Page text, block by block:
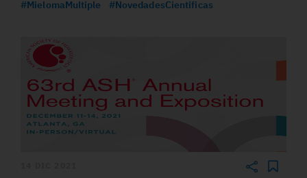
#MielomaMultiple
#NovedadesCientificas